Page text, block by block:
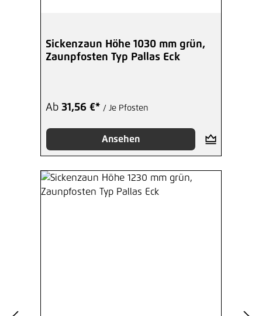
Sickenzaun Höhe 1030 mm grün,
Zaunpfosten Typ Pallas Eck
Ab 31,56 €* / Je Pfosten
Ansehen